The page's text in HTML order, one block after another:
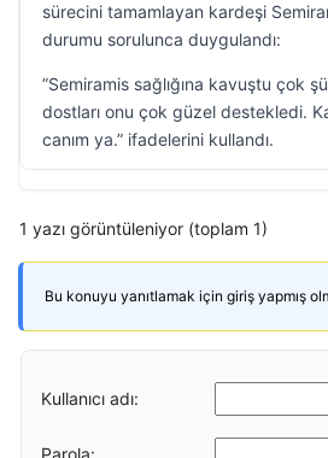
sürecini tamamlayan kardeşi
durumu sorulunca duygulandı:
”Semiramis sağlığına kavuştu çok
dostları onu çok güzel destekledi.
canım ya.” ifadelerini kullandı.
1 yazı görüntüleniyor (toplam 1)
Bu konuyu yanıtlamak için giriş yapmış
Kullanıcı adı:
Parola: